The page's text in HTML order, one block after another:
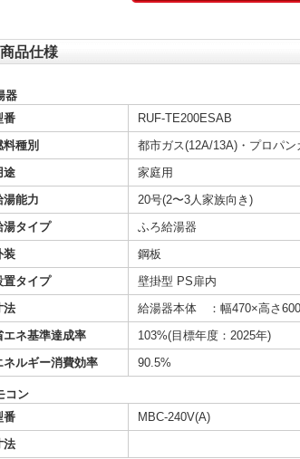
商品仕様
器
番
RUF-TE200ESAB
料種別
都市ガス(12A/13A)・プロパン
途
家庭用
湯能力
20号(2〜3人家族向き)
湯タイプ
ふろ給湯器
装
鋼板
置タイプ
壁掛型 PS扉内
法
給湯器本体 ：幅470×高さ
エネ基準達成率
103%(目標年度：2025年)
ネルギー消費効率
90.5%
コン
番
MBC-240V(A)
法